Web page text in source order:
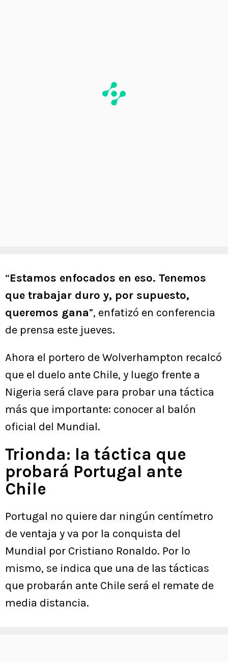
“Estamos enfocados en eso. Tenemos
que trabajar duro y, por supuesto,
queremos gana”, enfatizó en conferencia
de prensa este jueves.
Ahora el portero de Wolverhampton recalcó
que el duelo ante Chile, y luego frente a
Nigeria será clave para probar una táctica
más que importante: conocer al balón
oficial del Mundial.
Trionda: la táctica que
probará Portugal ante
Chile
Portugal no quiere dar ningún centímetro
de ventaja y va por la conquista del
Mundial por Cristiano Ronaldo. Por lo
mismo, se indica que una de las tácticas
que probarán ante Chile será el remate de
media distancia.